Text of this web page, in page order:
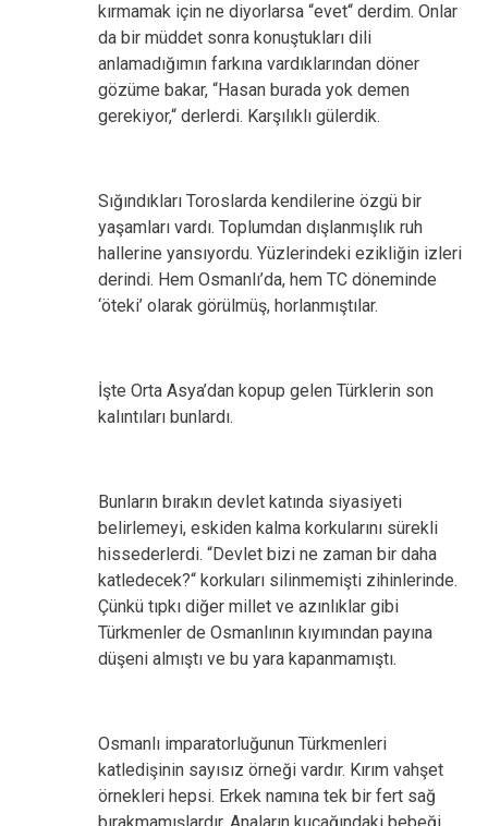
kırmamak için ne diyorlarsa “evet“ derdim. Onlar
da bir müddet sonra konuştukları dili
anlamadığımın farkına vardıklarından döner
gözüme bakar, “Hasan burada yok demen
gerekiyor,“ derlerdi. Karşılıklı gülerdik.
Sığındıkları Toroslarda kendilerine özgü bir
yaşamları vardı. Toplumdan dışlanmışlık ruh
hallerine yansıyordu. Yüzlerindeki ezikliğin izleri
derindi. Hem Osmanlı’da, hem TC döneminde
‘öteki’ olarak görülmüş, horlanmıştılar.
İşte Orta Asya’dan kopup gelen Türklerin son
kalıntıları bunlardı.
Bunların bırakın devlet katında siyasiyeti
belirlemeyi, eskiden kalma korkularını sürekli
hissederlerdi. “Devlet bizi ne zaman bir daha
katledecek?“ korkuları silinmemişti zihinlerinde.
Çünkü tıpkı diğer millet ve azınlıklar gibi
Türkmenler de Osmanlının kıyımından payına
düşeni almıştı ve bu yara kapanmamıştı.
Osmanlı imparatorluğunun Türkmenleri
katledişinin sayısız örneği vardır. Kırım vahşet
örnekleri hepsi. Erkek namına tek bir fert sağ